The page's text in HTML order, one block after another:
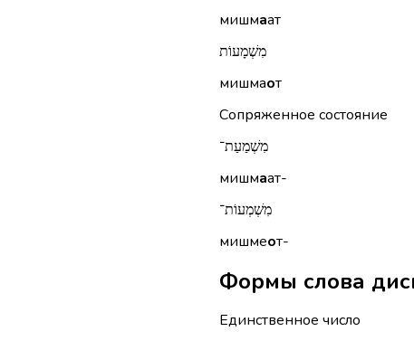
мишмаат
מִשְׁמָעוֹת
мишмаот
Сопряженное состояние
מִשְׁמַעַת־
мишмаат-
מִשְׁמְעוֹת־
мишмеот-
Единственное число